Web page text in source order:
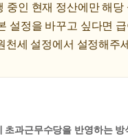
중인 현재 정산에만 해당
설정을 바꾸고 싶다면
천세 설정에서 설정해주
초과근무수당을 반영하는 방